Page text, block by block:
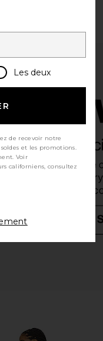
SNDYS
$78
Les deux
de recevoir notre
et les promotions.
Voir